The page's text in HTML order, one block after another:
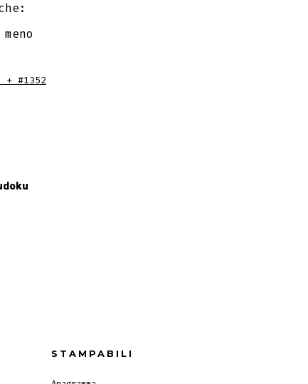
+ #1352
STAMPABILI